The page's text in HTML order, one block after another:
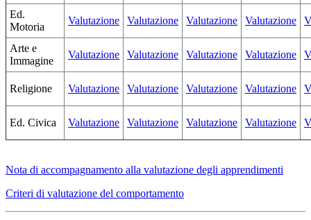
Ed.
Motoria
Valutazione Valutazione Valutazione Valutazione
Arte e
Immagine
Valutazione Valutazione Valutazione Valutazione
Religione Valutazione Valutazione Valutazione Valutazione
Ed. Civica Valutazione Valutazione Valutazione Valutazione
Nota di accompagnamento alla valutazione degli apprendimenti
Criteri di valutazione del comportamento